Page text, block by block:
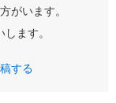
がいます。
ます。
する